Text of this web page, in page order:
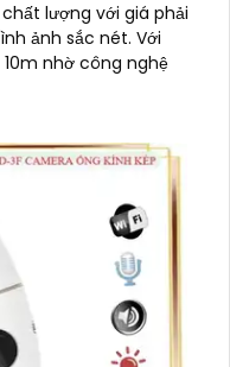
chất lượng với giá phải
ảnh sắc nét. Với
nhờ công nghệ